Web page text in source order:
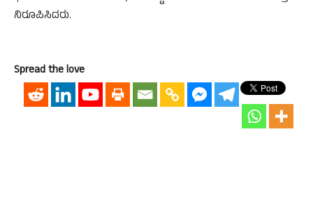
ನಿರೂಪಿಸಿದರು.
Spread the love